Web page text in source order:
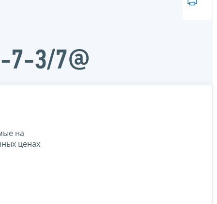
7-3/7@
на
ценах